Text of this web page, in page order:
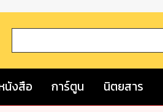
นังสือ การ์ตูน นิตยสาร